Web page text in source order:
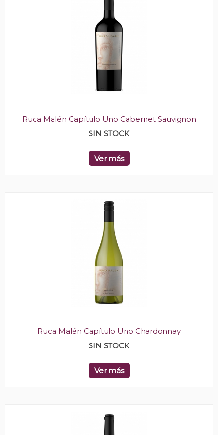
Ruca Malén Capítulo Uno Cabernet Sauvignon
SIN STOCK
Ver más
Ruca Malén Capítulo Uno Chardonnay
SIN STOCK
Ver más